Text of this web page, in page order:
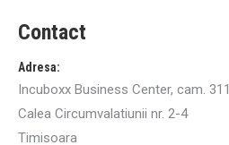
Contact
Adresa:
Incuboxx Business Center, cam. 311
Calea Circumvalatiunii nr. 2-4
Timisoara